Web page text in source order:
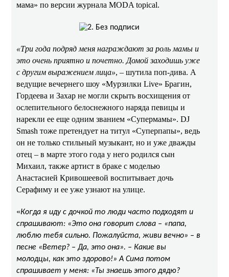
мама» по версии журнала MODA topical.
«Три года подряд меня награждают за роль мамы и
это очень приятно и почетно. Домой заходишь уже
с другим выражением лица», – шутила поп-дива. А
ведущие вечернего шоу «Мурзилки Live» Брагин,
Гордеева и Захар не могли скрыть восхищения от
ослепительного белоснежного наряда певицы и
нарекли ее еще одним званием «Супермамы». DJ
Smash тоже претендует на титул «Суперпапы», ведь
он не только стильный музыкант, но и уже дважды
отец – в марте этого года у него родился сын
Михаил, также артист в браке с моделью
Анастасией Кривошеевой воспитывает дочь
Серафиму и ее уже узнают на улице.
«Когда я иду с дочкой то люди часто подходят и
спрашивают: «Это она говорит слова – «папа,
люблю тебя сильно. Пожалуйста, живи вечно» – в
песне «Ветер? – Да, это она». – Какие вы
молодцы, как это здорово!» А Сима потом
спрашивает у меня: «Ты знаешь этого дядю?